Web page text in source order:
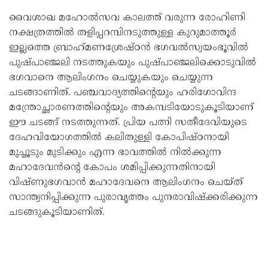
വൈശാഖ മഹോൽസവ കാലത്ത് വരുന്ന രോഹിണി
നക്ഷത്രത്തിൽ തളിപ്പറമ്പിനടുത്തുള്ള കുറുമാത്തൂർ
ഇല്ലത്തെ ബ്രാഹ്‌മണശ്രേഷ്‌ഠൻ ഭഗവൽസ്വയംഭൂവിൽ
പുഷ്പാഞ്ജലി നടത്തുകയും പുഷ്പാഞ്ജലിക്കൊടുവിൽ
ഭഗവാനെ ആലിംഗനം ചെയ്യുകയും ചെയ്യുന്ന
ചടങ്ങാണിത്. പഞ്ചവാദ്യത്തിൻ്റെയും ഹരിഗോവിന്ദ
മന്ത്രോച്ഛാരണത്തിന്റെയും അകമ്പടിയോടുകൂടിയാണ്
ഈ ചടങ്ങ് നടത്തുന്നത്. പ്രിയ പത്നി സതീദേവിയുടെ
ദേഹവിയോഗത്തിൽ കലിതുള്ളി കോപിഷ്ഠനായി
മുച്ചൂടും മുടിക്കും എന്ന ഭാവത്തിൽ നിൽക്കുന്ന
മഹാദേവൻന്റെ കോപം ശമിപ്പിക്കുന്നതിനായി
വിഷ്‌ണുഭഗവാൻ മഹാദേവനെ ആലിംഗനം ചെയ‌്ത്
സാന്ത്വനിപ്പിക്കുന്ന പുരാവൃത്തം പുനരാവിഷ്ക്കരിക്കുന്ന
ചടങ്ങുകൂടിയാണിത്.